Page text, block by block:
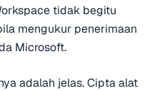
tidak begitu
mengukur penerimaan
Microsoft.
adalah jelas. Cipta alat